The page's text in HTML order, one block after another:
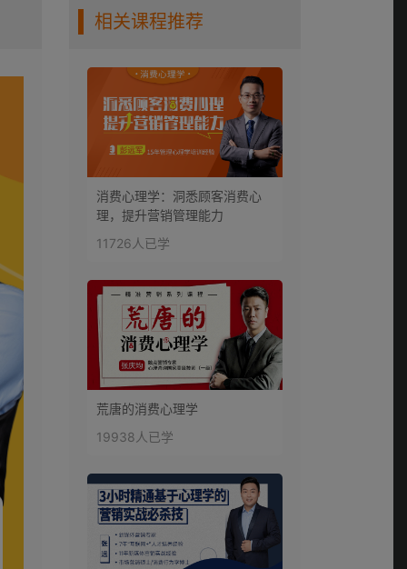
相关课程推荐
消费心理学：洞悉顾客消费心
理，提升营销管理能力
11726人已学
荒唐的消费心理学
19938人已学